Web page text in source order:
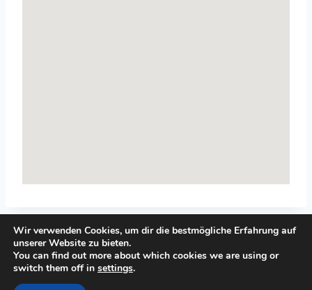
© 2026 Top-Systemisches-Coaching.de
Wir verwenden Cookies, um dir die bestmögliche Erfahrung auf
unserer Website zu bieten.
You can find out more about which cookies we are using or
switch them off in settings.